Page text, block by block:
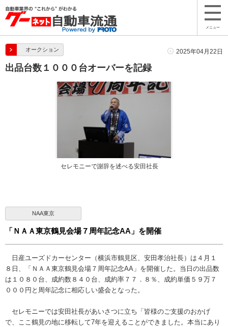
メニュー
オークション 2025年04月22日
出品台数１０００台オーバーを記録
セレモニーで謝辞を述べる安田社長
NAA東京
「ＮＡＡ東京鶴見会場７周年記念AA」を開催
日産ユーズドカーセンター（横浜市鶴見区、安田孝治社長）は４月１
８日、「ＮＡＡ東京鶴見会場７周年記念AA」を開催した。当日の出品数
は１０８０台、成約数８４０台、成約率７７．８％、成約単価５９万７
０００円と周年記念に相応しい盛会となった。
セレモニーでは安田社長があいさつに立ち「皆様のご支援のおかげ
で、ここ鶴見の地に移転して7年を迎えることができました。本当にあり